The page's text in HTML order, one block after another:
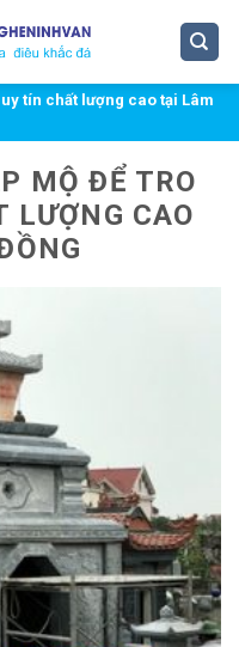
tín chất lượng cao tại Lâm
MỘ ĐỂ TRO
LƯỢNG CAO